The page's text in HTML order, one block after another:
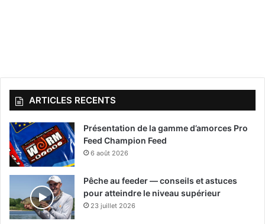
ARTICLES RECENTS
Présentation de la gamme d’amorces Pro
Feed Champion Feed
6 août 2026
Pêche au feeder — conseils et astuces
pour atteindre le niveau supérieur
23 juillet 2026